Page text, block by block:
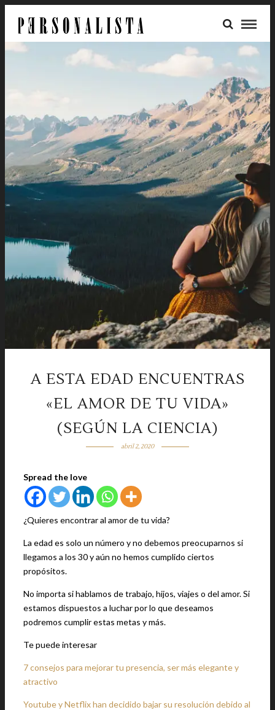
A ESTA EDAD ENCUENTRAS
«EL AMOR DE TU VIDA»
(SEGÚN LA CIENCIA)
abril 2, 2020
Spread the love
¿Quieres encontrar al amor de tu vida?
La edad es solo un número y no debemos preocuparnos si
llegamos a los 30 y aún no hemos cumplido ciertos
propósitos.
No importa si hablamos de trabajo, hijos, viajes o del amor. Si
estamos dispuestos a luchar por lo que deseamos
podremos cumplir estas metas y más.
Te puede interesar
7 consejos para mejorar tu presencia, ser más elegante y
atractivo
Youtube y Netflix han decidido bajar su resolución debido al